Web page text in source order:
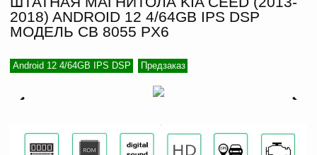
2018) ANDROID 12 4/64GB IPS DSP
МОДЕЛЬ CB 8055 PX6
Android 12 4/64GB IPS DSP Предзаказ